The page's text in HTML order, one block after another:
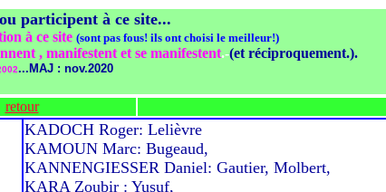
participent à ce site...
à ce site (sont pas fous! ils ont choisi le meilleur!)
, manifestent et se manifestent.-(et réciproquement.).
...MAJ : nov.2020
retour
KADOCH Roger: Lelièvre
KAMOUN Marc: Bugeaud,
KANNENGIESSER Daniel: Gautier, Molbert,
KARA Zoubir : Yusuf,